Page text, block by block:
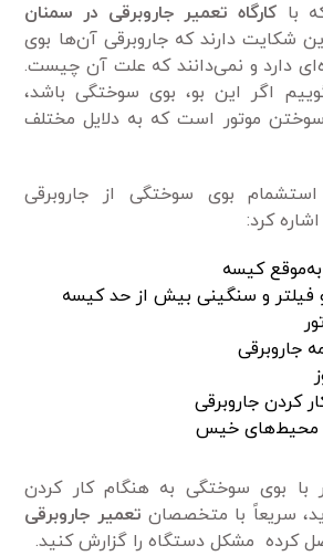
با کارگاه تعمیر جاروبرقی در سمنان
شکایت دارند که جاروبرقی آن‌ها بوی
دارد و نمی‌دانند که علت آن چیست.
اگر این بو، بوی سوختگی باشد،
موتور است که به دلایل مختلف
بوی سوختگی از جاروبرقی
کرد:
کیسه
و سنگینی بیش از حد کیسه
جاروبرقی
کردن جاروبرقی
محیط‌های خیس
با بوی سوختگی به هنگام کار کردن
سریعاً با متخصصان تعمیر جاروبرقی
کرده مشکل دستگاه را گزارش کنید.